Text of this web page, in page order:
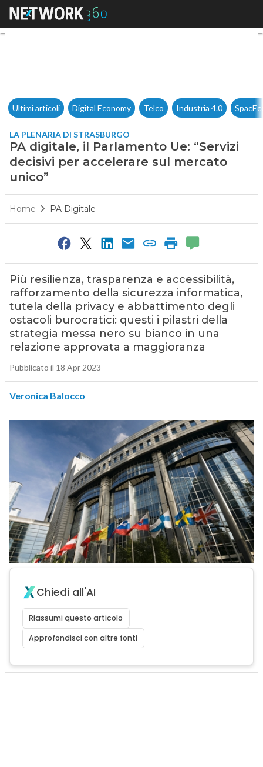
PA digitale, il Parlamento
Ultimi articoli Digital Economy Telco Industria 4.0
LA PLENARIA DI STRASBURGO
PA digitale, il Parlamento Ue: “Servizi
decisivi per accelerare sul mercato
unico”
Home PA Digitale
Più resilienza, trasparenza e accessibilità,
rafforzamento della sicurezza informatica,
tutela della privacy e abbattimento degli
ostacoli burocratici: questi i pilastri della
strategia messa nero su bianco in una
relazione approvata a maggioranza
Pubblicato il 18 Apr 2023
Veronica Balocco
Chiedi all'AI
Riassumi questo articolo
Approfondisci con altre fonti